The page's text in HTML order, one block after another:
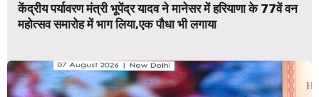
केंद्रीय पर्यावरण मंत्री भूपेंद्र यादव ने मानेसर में हरियाणा के 77वें वन
महोत्सव समारोह में भाग लिया,एक पौधा भी लगाया